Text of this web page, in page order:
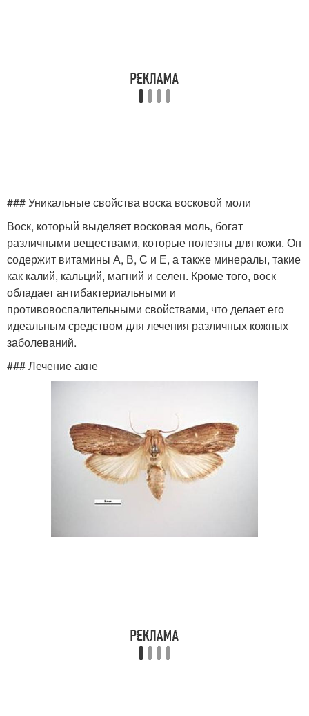
### Уникальные свойства воска восковой моли
Воск, который выделяет восковая моль, богат
различными веществами, которые полезны для кожи. Он
содержит витамины А, В, С и Е, а также минералы, такие
как калий, кальций, магний и селен. Кроме того, воск
обладает антибактериальными и
противовоспалительными свойствами, что делает его
идеальным средством для лечения различных кожных
заболеваний.
### Лечение акне